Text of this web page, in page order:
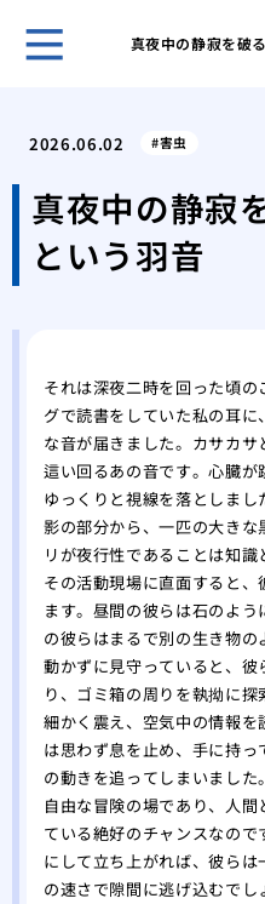
真夜中の静寂を破
2026.06.02 害虫
真夜中の静寂
という羽音
それは深夜二時を回った頃
グで読書をしていた私の耳
な音が届きました。カサカ
這い回るあの音です。心臓
ゆっくりと視線を落としま
影の部分から、一匹の大き
リが夜行性であることは知
その活動現場に直面すると
ます。昼間の彼らは石のよ
の彼らはまるで別の生き物
動かずに見守っていると、
り、ゴミ箱の周りを執拗に
細かく震え、空気中の情報
は思わず息を止め、手に持
の動きを追ってしまいまし
自由な冒険の場であり、人
ている絶好のチャンスなの
にして立ち上がれば、彼ら
の速さで隙間に逃げ込むで